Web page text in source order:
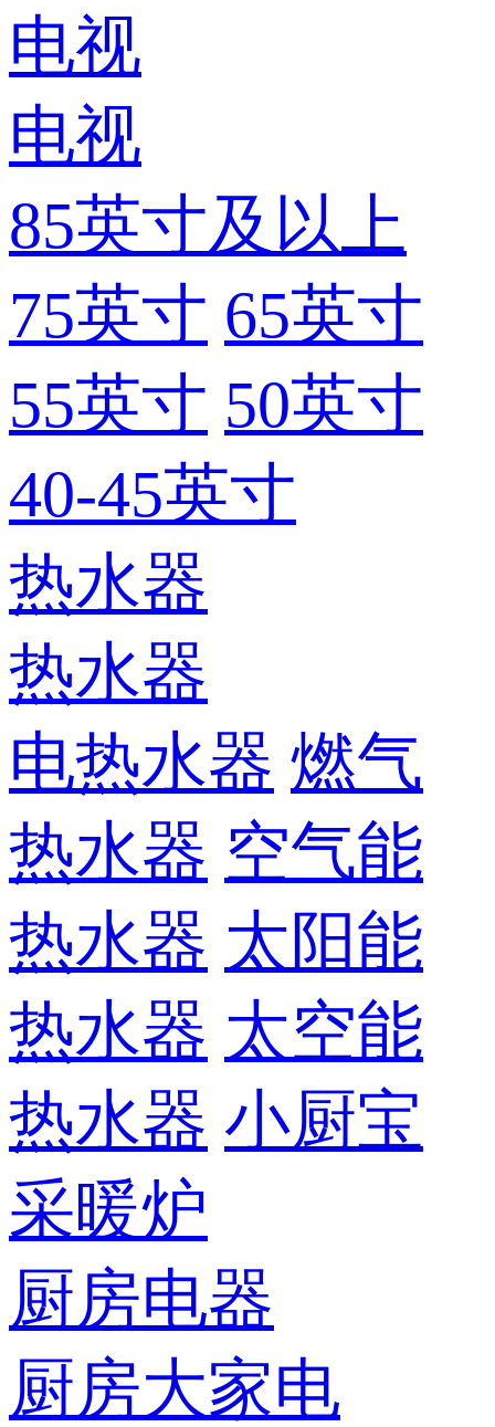
电视
电视
85英寸及以上
75英寸 65英寸
55英寸 50英寸
40-45英寸
热水器
热水器
电热水器 燃气
热水器 空气能
热水器 太阳能
热水器 太空能
热水器 小厨宝
采暖炉
厨房电器
厨房大家电